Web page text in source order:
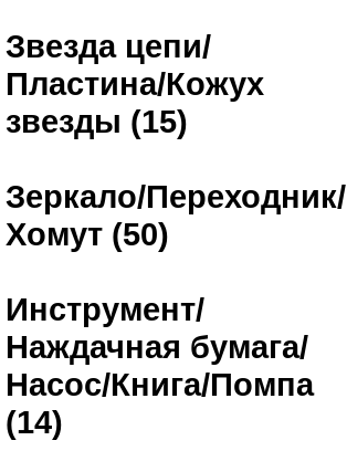
Звезда цепи/
Пластина/Кожух
звезды (15)
Зеркало/Переходник/
Хомут (50)
Инструмент/
Наждачная бумага/
Насос/Книга/Помпа
(14)